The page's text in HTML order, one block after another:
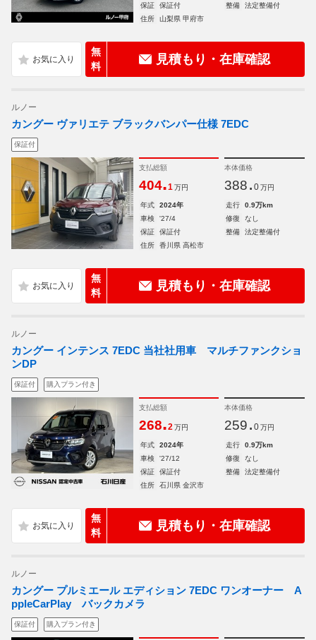
保証
保証付 整備
法定整備付
住所
山梨県 甲府市
無
料
見積もり・在庫確認
ルノー
カングー ヴァリエテ ブラックバンパー仕様 7EDC
保証付
支払総額
404.1 万円
本体価格
388. 0 万円
年式 2024年 走行
0.9万km
車検
'27/4 修復
なし
保証
保証付 整備
法定整備付
住所
香川県 高松市
無
料
見積もり・在庫確認
ルノー
カングー インテンス 7EDC 当社社用車 マルチファンクショ
ンDP
保証付 購入プラン付き
支払総額
268.2 万円
本体価格
259. 0 万円
年式 2024年 走行
0.9万km
車検
'27/12 修復
なし
保証
保証付 整備
法定整備付
住所
石川県 金沢市
無
料
見積もり・在庫確認
ルノー
カングー プルミエール エディション 7EDC ワンオーナー A
ppleCarPlay バックカメラ
保証付 購入プラン付き